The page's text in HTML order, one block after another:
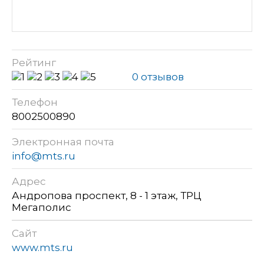
Рейтинг
0 отзывов
Телефон
8002500890
Электронная почта
info@mts.ru
Адрес
Андропова проспект, 8 - 1 этаж, ТРЦ
Мегаполис
Сайт
www.mts.ru